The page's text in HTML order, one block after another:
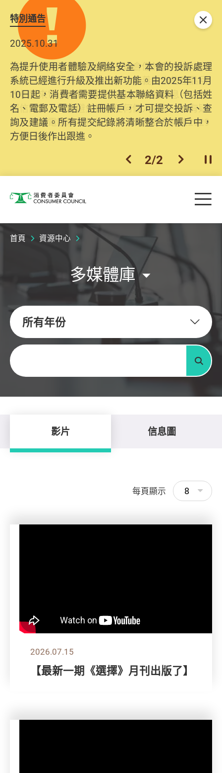
特別通告
2025.10.31
為提升使用者體驗及網絡安全，本會的投訴處理
系統已經進行升級及推出新功能。由2025年11月
10日起，消費者需要提供基本聯絡資料（包括姓
名、電郵及電話）註冊帳戶，才可提交投訴、查
詢及建議。所有提交紀錄將清晰整合於帳戶中，
方便日後作出跟進。
上一個
2/2 下一個開
關閉
消費者委員會 目
首頁 資源中心
多媒體庫
所有年份
關鍵字
搜尋
影片 信息圖
每頁顯示 8
2026.07.15
【最新一期《選擇》月刊出版了】